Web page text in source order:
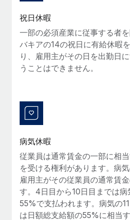
福利厚生
詳細を見る
ブログ
Remoteの製品アップデート：
よびContractor Management
プラス）
ることです。この数週間で、新しい統
スしました。...
給与詐欺：種類、事例、ビジネス
給与, 賃金は詐欺の特に魅力的な標的で
ム間で頻繁に移動しているためです。
を保護することは極めて重要です。...
祝日休暇
一部の必須産業に従事する者
バキアの14の祝日に有給休暇
り、雇用主がその日を出勤日
うことはできません。
病気休暇
従業員は通常賃金の一部に相
を受ける権利があります。病気
雇用主がその従業員の通常賃
す。4日目から10日目までは
55%で支払われます。病気の
は日額総支給額の55%に相当